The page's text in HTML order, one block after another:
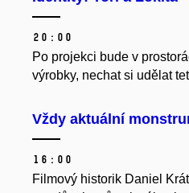
20:00
Po projekci bude v
výrobky, nechat si udělat
Vždy aktuální
16:00
Filmový historik Daniel